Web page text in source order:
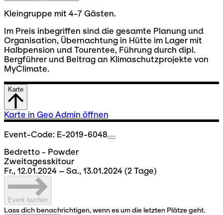
Kleingruppe mit 4-7 Gästen.
Im Preis inbegriffen sind die gesamte Planung und
Organisation, Übernachtung in Hütte im Lager mit
Halbpension und Tourentee, Führung durch dipl.
Bergführer und Beitrag an Klimaschutzprojekte von
MyClimate.
Karte
Karte in Geo Admin öffnen
Event-Code: E-2019-6048
Bedretto - Powder
Zweitagesskitour
Fr., 12.01.2024 – Sa., 13.01.2024 (2 Tage)
Event buchen
Lass dich benachrichtigen, wenn es um die letzten Plätze geht.